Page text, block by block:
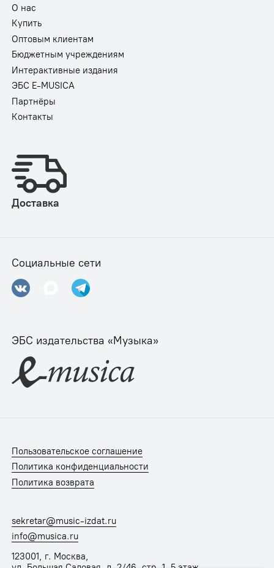
О нас
Купить
Оптовым клиентам
Бюджетным учреждениям
Интерактивные издания
ЭБС E-MUSICA
Партнёры
Контакты
Доставка
Социальные сети
ЭБС издательства «Музыка»
Пользовательское соглашение
Политика конфиденциальности
Политика возврата
sekretar@music-izdat.ru
info@musica.ru
123001, г. Москва,